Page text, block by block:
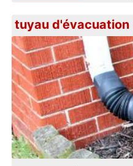
tuyau d'évacuation